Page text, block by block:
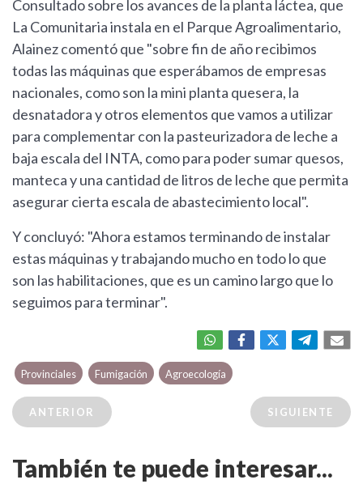
Consultado sobre los avances de la planta láctea, que
La Comunitaria instala en el Parque Agroalimentario,
Alainez comentó que "sobre fin de año recibimos
todas las máquinas que esperábamos de empresas
nacionales, como son la mini planta quesera, la
desnatadora y otros elementos que vamos a utilizar
para complementar con la pasteurizadora de leche a
baja escala del INTA, como para poder sumar quesos,
manteca y una cantidad de litros de leche que permita
asegurar cierta escala de abastecimiento local".
Y concluyó: "Ahora estamos terminando de instalar
estas máquinas y trabajando mucho en todo lo que
son las habilitaciones, que es un camino largo que lo
seguimos para terminar".
Provinciales Fumigación Agroecología
ANTERIOR SIGUIENTE
También te puede interesar...